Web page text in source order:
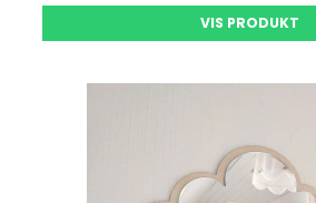
VIS PRODUKT